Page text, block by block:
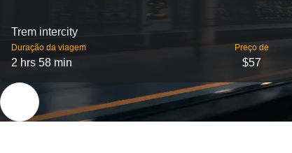
Trem intercity
Duração da viagem
2 hrs 58 min
Preço de
$57